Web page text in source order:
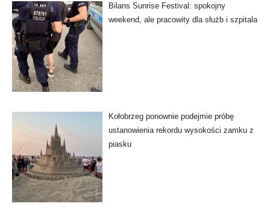
Bilans Sunrise Festival: spokojny
weekend, ale pracowity dla służb i szpitala
Kołobrzeg ponownie podejmie próbę
ustanowienia rekordu wysokości zamku z
piasku